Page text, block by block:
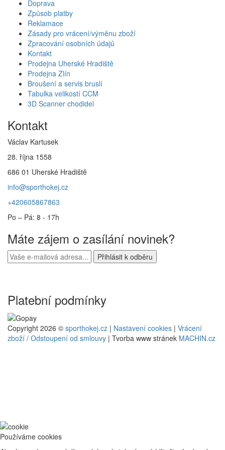
Doprava
Způsob platby
Reklamace
Zásady pro vrácení/výměnu zboží
Zpracování osobních údajů
Kontakt
Prodejna Uherské Hradiště
Prodejna Zlín
Broušení a servis bruslí
Tabulka velikostí CCM
3D Scanner chodidel
Kontakt
Václav Kartusek
28. října 1558
686 01 Uherské Hradiště
info@sporthokej.cz
+420605867863
Po – Pá: 8 - 17h
Máte zájem o zasílání novinek?
Platební podmínky
Copyright 2026 © sporthokej.cz | Nastavení cookies | Vrácení
zboží / Odstoupení od smlouvy | Tvorba www stránek MACHIN.cz
Používáme cookies